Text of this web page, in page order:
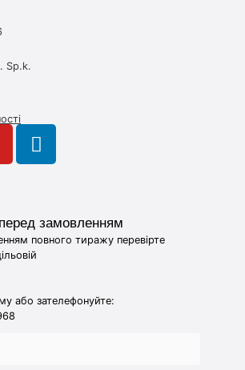
Sp.k.
замовленням
повного тиражу перевірте
або зателефонуйте: